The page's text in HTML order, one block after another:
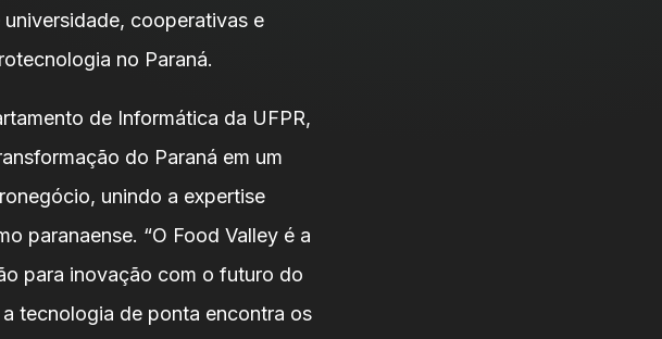
cooperativas e
no Paraná.
de Informática da UFPR,
do Paraná em um
unindo a expertise
paranaense. “O Food Valley é a
para inovação com o futuro do
tecnologia de ponta encontra os